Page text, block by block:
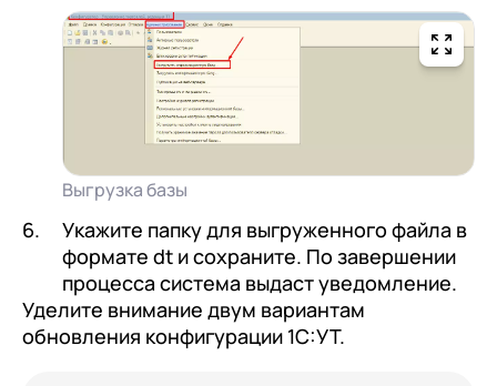
Выгрузка базы
Укажите папку для выгруженного файла в
формате dt и сохраните. По завершении
процесса система выдаст уведомление.
Уделите внимание двум вариантам
обновления конфигурации 1С:УТ.